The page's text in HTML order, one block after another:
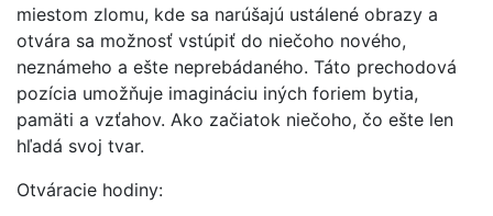
miestom zlomu, kde sa narúšajú ustálené obrazy a
otvára sa možnosť vstúpiť do niečoho nového,
neznámeho a ešte neprebádaného. Táto prechodová
pozícia umožňuje imagináciu iných foriem bytia,
pamäti a vzťahov. Ako začiatok niečoho, čo ešte len
hľadá svoj tvar.
Otváracie hodiny: